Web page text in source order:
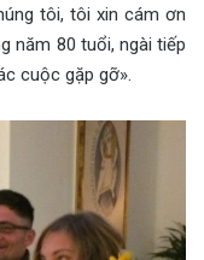
tôi, tôi xin cám ơn
năm 80 tuổi, ngài tiếp
cuộc gặp gỡ».